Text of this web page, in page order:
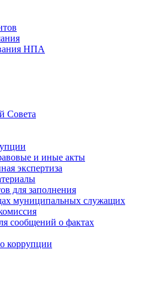
НПА
Совета
и иные акты
экспертиза
для заполнения
муниципальных служащих
сообщений о фактах
коррупции